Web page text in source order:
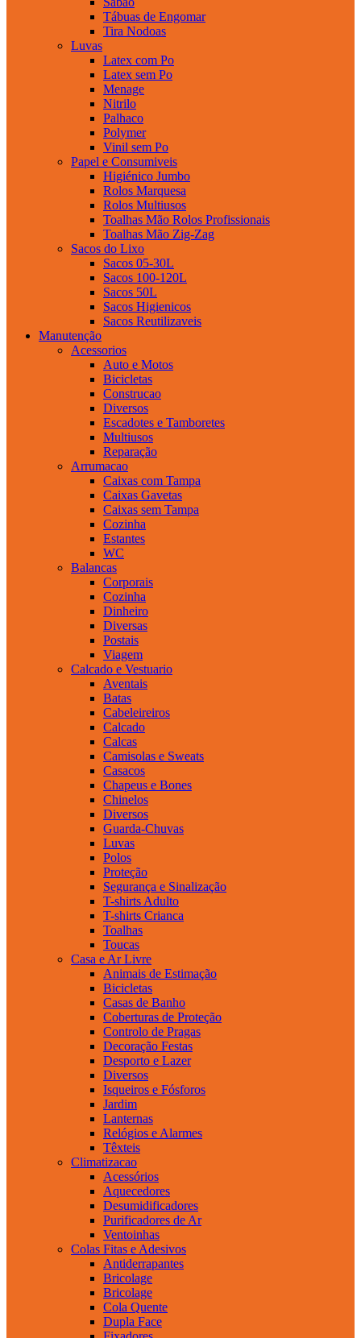
Tábuas de Engomar
Tira Nodoas
Luvas
Latex com Po
Latex sem Po
Menage
Nitrilo
Palhaco
Polymer
Vinil sem Po
Papel e Consumiveis
Higiénico Jumbo
Rolos Marquesa
Rolos Multiusos
Toalhas Mão Rolos Profissionais
Toalhas Mão Zig-Zag
Sacos do Lixo
Sacos 05-30L
Sacos 100-120L
Sacos 50L
Sacos Higienicos
Sacos Reutilizaveis
Manutenção
Acessorios
Auto e Motos
Bicicletas
Construcao
Diversos
Escadotes e Tamboretes
Multiusos
Reparação
Arrumacao
Caixas com Tampa
Caixas Gavetas
Caixas sem Tampa
Cozinha
Estantes
WC
Balancas
Corporais
Cozinha
Dinheiro
Diversas
Postais
Viagem
Calcado e Vestuario
Aventais
Batas
Cabeleireiros
Calcado
Calcas
Camisolas e Sweats
Casacos
Chapeus e Bones
Chinelos
Diversos
Guarda-Chuvas
Luvas
Polos
Proteção
Segurança e Sinalização
T-shirts Adulto
T-shirts Crianca
Toalhas
Toucas
Casa e Ar Livre
Animais de Estimação
Bicicletas
Casas de Banho
Coberturas de Proteção
Controlo de Pragas
Decoração Festas
Desporto e Lazer
Diversos
Isqueiros e Fósforos
Jardim
Lanternas
Relógios e Alarmes
Têxteis
Climatizacao
Acessórios
Aquecedores
Desumidificadores
Purificadores de Ar
Ventoinhas
Colas Fitas e Adesivos
Antiderrapantes
Bricolage
Bricolage
Cola Quente
Dupla Face